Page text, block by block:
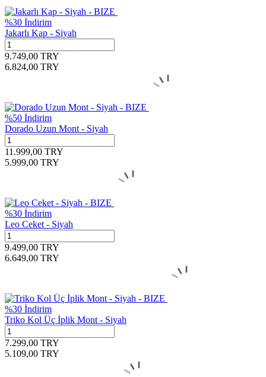
%30 İndirim
Jakarlı Kap - Siyah
9.749,00 TRY
6.824,00 TRY
%50 İndirim
Dorado Uzun Mont - Siyah
11.999,00 TRY
5.999,00 TRY
%30 İndirim
Leo Ceket - Siyah
9.499,00 TRY
6.649,00 TRY
%30 İndirim
Triko Kol Üç İplik Mont - Siyah
7.299,00 TRY
5.109,00 TRY